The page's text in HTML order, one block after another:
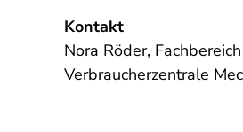
Kontakt
Nora Röder,
Verbraucherzentrale